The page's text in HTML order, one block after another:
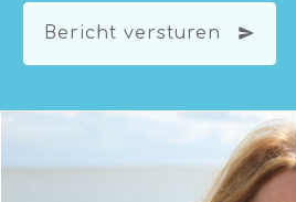
Bericht versturen